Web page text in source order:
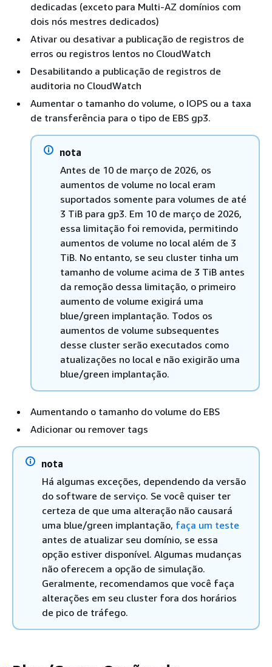
dedicadas (exceto para Multi-AZ domínios com
dois nós mestres dedicados)
Ativar ou desativar a publicação de registros de
erros ou registros lentos no CloudWatch
Desabilitando a publicação de registros de
auditoria no CloudWatch
Aumentar o tamanho do volume, o IOPS ou a taxa
de transferência para o tipo de EBS gp3.
nota
Antes de 10 de março de 2026, os
aumentos de volume no local eram
suportados somente para volumes de até
3 TiB para gp3. Em 10 de março de 2026,
essa limitação foi removida, permitindo
aumentos de volume no local além de 3
TiB. No entanto, se seu cluster tinha um
tamanho de volume acima de 3 TiB antes
da remoção dessa limitação, o primeiro
aumento de volume exigirá uma
blue/green implantação. Todos os
aumentos de volume subsequentes
desse cluster serão executados como
atualizações no local e não exigirão uma
blue/green implantação.
Aumentando o tamanho do volume do EBS
Adicionar ou remover tags
nota
Há algumas exceções, dependendo da versão
do software de serviço. Se você quiser ter
certeza de que uma alteração não causará
uma blue/green implantação, faça um teste
antes de atualizar seu domínio, se essa
opção estiver disponível. Algumas mudanças
não oferecem a opção de simulação.
Geralmente, recomendamos que você faça
alterações em seu cluster fora dos horários
de pico de tráfego.